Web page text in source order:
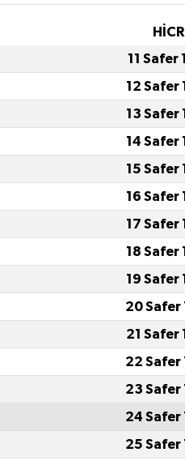
HİCRİ
11 Safer
12 Safer
13 Safer
14 Safer
15 Safer
16 Safer
17 Safer
18 Safer
19 Safer
20 Safer
21 Safer
22 Safer
23 Safer
24 Safer
25 Safer